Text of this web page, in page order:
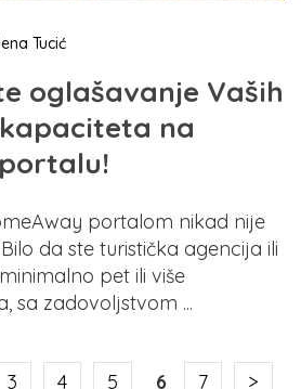
Tucić
oglašavanje Vaših
na
portalom nikad nije
da ste turistička agencija ili
pet ili više
sa zadovoljstvom ...
3 4 5 6 7 >